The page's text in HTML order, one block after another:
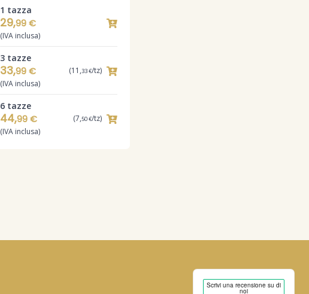
1 tazza
29,99 €
(IVA inclusa)
3 tazze
33,99 € (11,33 €/tz)
(IVA inclusa)
6 tazze
44,99 € (7,50 €/tz)
(IVA inclusa)